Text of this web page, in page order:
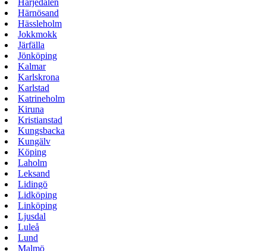
Härjedalen
Härnösand
Hässleholm
Jokkmokk
Järfälla
Jönköping
Kalmar
Karlskrona
Karlstad
Katrineholm
Kiruna
Kristianstad
Kungsbacka
Kungälv
Köping
Laholm
Leksand
Lidingö
Lidköping
Linköping
Ljusdal
Luleå
Lund
Malmö